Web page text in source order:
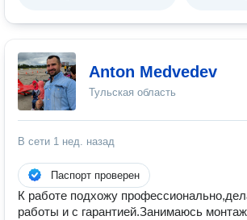
Anton Medvedev
Тульская область
В сети 1 нед. назад
Паспорт проверен
К работе подхожу
работы и с гарантией.Занимаюсь